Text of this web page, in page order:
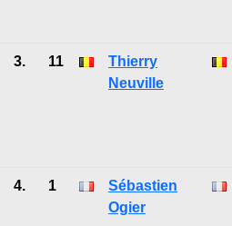
3. 11
Thierry
Neuville
4. 1
Sébastien
Ogier